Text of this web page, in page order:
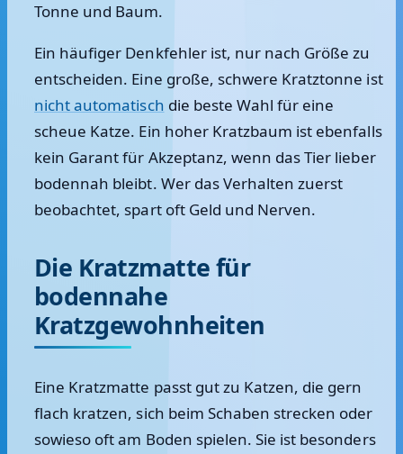
Tonne und Baum.
Ein häufiger Denkfehler ist, nur nach Größe zu
entscheiden. Eine große, schwere Kratztonne ist
nicht automatisch die beste Wahl für eine
scheue Katze. Ein hoher Kratzbaum ist ebenfalls
kein Garant für Akzeptanz, wenn das Tier lieber
bodennah bleibt. Wer das Verhalten zuerst
beobachtet, spart oft Geld und Nerven.
Die Kratzmatte für
bodennahe
Kratzgewohnheiten
Eine Kratzmatte passt gut zu Katzen, die gern
flach kratzen, sich beim Schaben strecken oder
sowieso oft am Boden spielen. Sie ist besonders